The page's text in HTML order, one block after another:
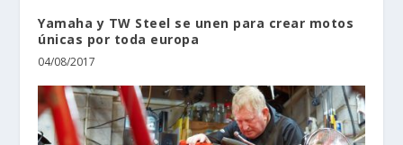
Yamaha y TW Steel se unen para crear motos
únicas por toda europa
04/08/2017